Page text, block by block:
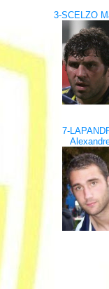
3-SCELZO
7-